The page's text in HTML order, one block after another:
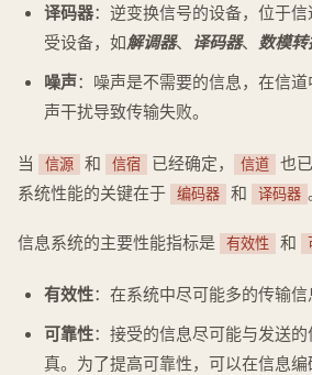
译码器：逆变换信号的设备，位于
受设备，如解调器、 译码器、 数模转
噪声：噪声是不需要的信息，在信
声干扰导致传输失败。
当 信源 和 信宿 已经确定， 信道
也
系统性能的关键在于
编码器 和 译码器
信息系统的主要性能指标是 有效性 和
有效性：在系统中尽可能多的传输信
可靠性：接受的信息尽可能与发送
真。为了提高可靠性，可以在信息编